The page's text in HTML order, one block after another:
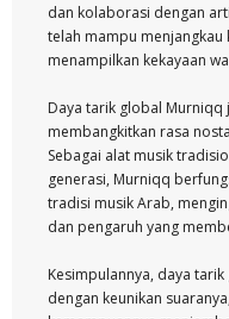
dan kolaborasi dengan
telah mampu menjangkau
menampilkan kekayaan
Daya tarik global
membangkitkan rasa
Sebagai alat musik
generasi, Murniqq
tradisi musik Arab,
dan pengaruh yang
Kesimpulannya, daya
dengan keunikan